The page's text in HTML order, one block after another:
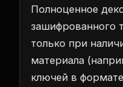
Полноценное
зашифрованного
только при
материала
ключей в